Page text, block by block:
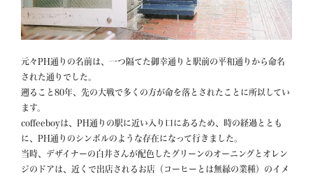
元々PH通りの名前は、一つ隔てた御幸通りと駅前の平和通りから命名
された通りでした。
遡ること80年、先の大戦で多くの方が命を落とされたことに所以してい
ます。
coffeeboyは、PH通りの駅に近い入り口にあるため、時の経過ととも
に、PH通りのシンボルのような存在になって行きました。
当時、デザイナーの白井さんが配色したグリーンのオーニングとオレン
ジのドアは、近くで出店されるお店（コーヒーとは無縁の業種）のイメ